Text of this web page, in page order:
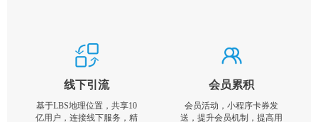
线下引流
基于LBS地理位置，共享10
亿用户，连接线下服务，精
会员累积
会员活动，小程序卡券发
送，提升会员机制，提高用